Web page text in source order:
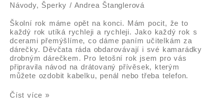
Návody, Šperky / Andrea Štanglerová
Školní rok máme opět na konci. Mám pocit, že to
každý rok utíká rychleji a rychleji. Jako každý rok s
dcerami přemýšlíme, co dáme paním učitelkám za
dárečky. Děvčata ráda obdarovávají i své kamarádky
drobným dárečkem. Pro letošní rok jsem pro vás
připravila návod na drátovaný přívěsek, kterým
můžete ozdobit kabelku, penál nebo třeba telefon.
Číst více »